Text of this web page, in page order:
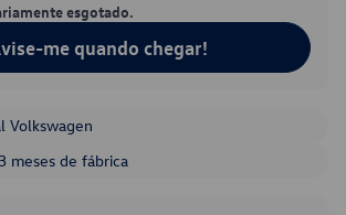
esgotado.
me quando chegar!
Volkswagen
meses de fábrica